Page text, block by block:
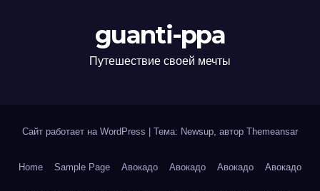
guanti-ppa
Путешествие своей мечты
Сайт работает на WordPress Тема: Newsup, автор Themeansar
Home Sample Page Авокадо Авокадо Авокадо Авокадо